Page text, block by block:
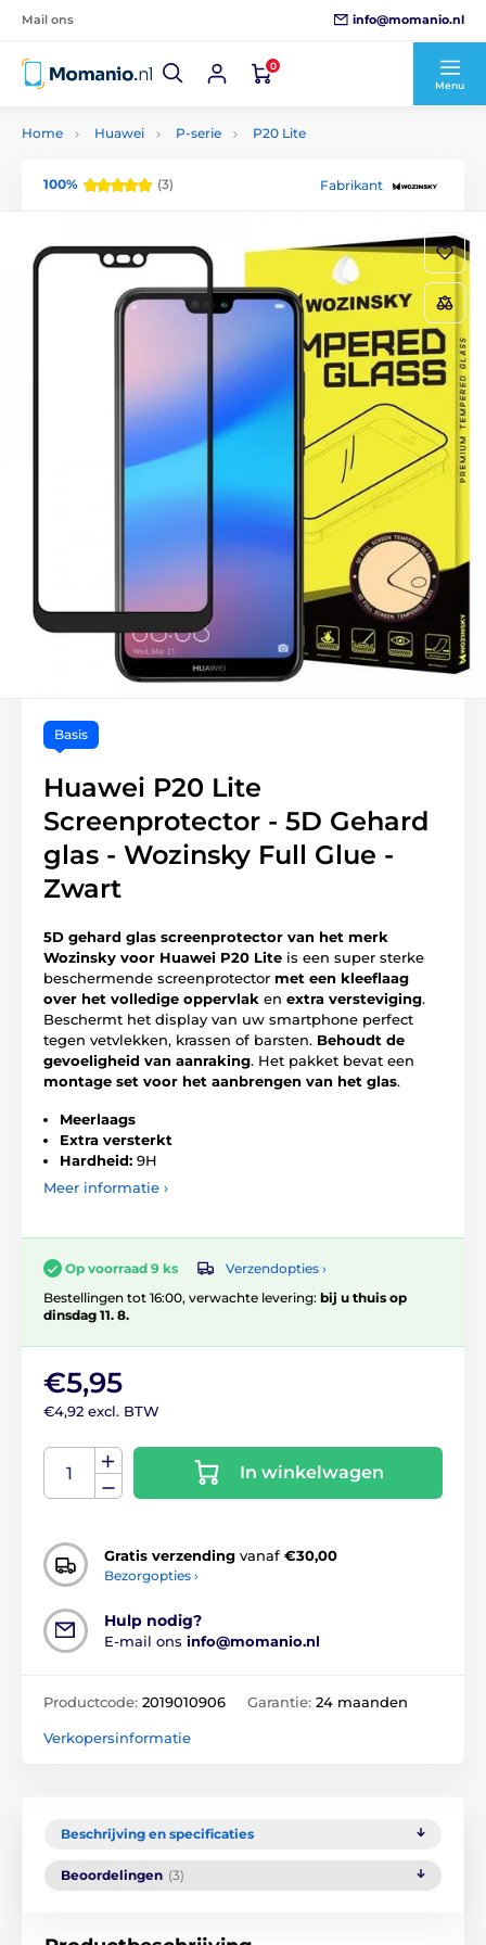
Mail ons info@momanio.nl
0
Menu
Home Huawei P-serie P20 Lite
100% (3) Fabrikant
Basis
Huawei P20 Lite
Screenprotector - 5D Gehard
glas - Wozinsky Full Glue -
Zwart
5D gehard glas screenprotector van het merk
Wozinsky voor Huawei P20 Lite is een super sterke
beschermende screenprotector met een kleeflaag
over het volledige oppervlak en extra versteviging.
Beschermt het display van uw smartphone perfect
tegen vetvlekken, krassen of barsten. Behoudt de
gevoeligheid van aanraking. Het pakket bevat een
montage set voor het aanbrengen van het glas.
Meerlaags
Extra versterkt
Hardheid: 9H
Meer informatie ›
Op voorraad 9 ks
Verzendopties ›
Bestellingen tot 16:00, verwachte levering: bij u thuis op
dinsdag 11. 8.
€5,95
€4,92 excl. BTW
In winkelwagen
Gratis verzending vanaf €30,00
Bezorgopties ›
Hulp nodig?
E-mail ons info@momanio.nl
Productcode: 2019010906 Garantie: 24 maanden
Verkopersinformatie
Beschrijving en specificaties
Beoordelingen (3)